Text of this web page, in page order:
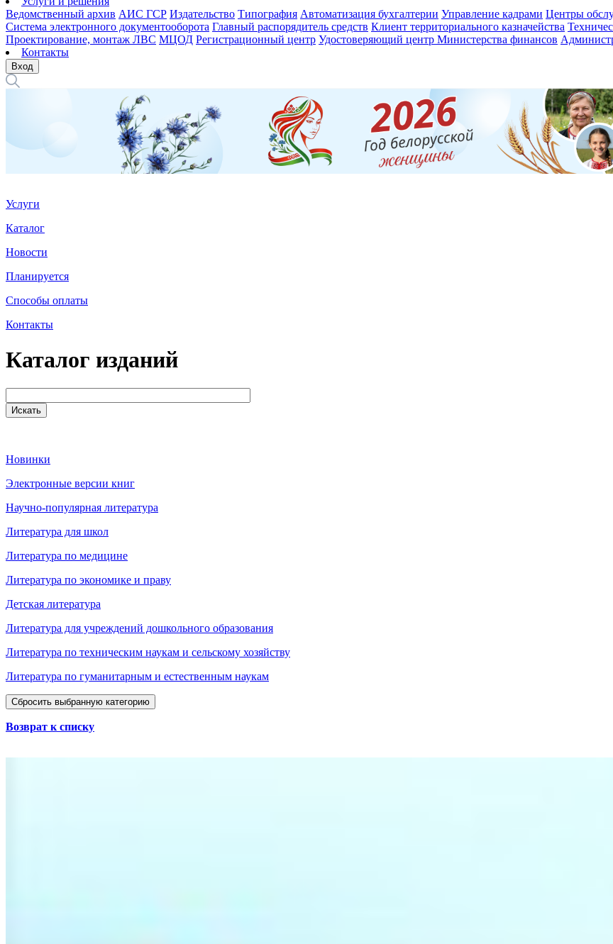
Ведомственный архив АИС ГСР Издательство Типография Автоматизация бухгалтерии Управление кадрами Центры
Система электронного документооборота Главный распорядитель средств Клиент территориального казначейства
Проектирование, монтаж ЛВС МЦОД Регистрационный центр Удостоверяющий центр Министерства финансов
Контакты
Вход
Услуги
Каталог
Новости
Планируется
Способы оплаты
Контакты
Каталог изданий
Новинки
Электронные версии книг
Научно-популярная литература
Литература для школ
Литература по медицине
Литература по экономике и праву
Детская литература
Литература для учреждений дошкольного образования
Литература по техническим наукам и сельскому хозяйству
Литература по гуманитарным и естественным наукам
Сбросить выбранную категорию
Возврат к списку